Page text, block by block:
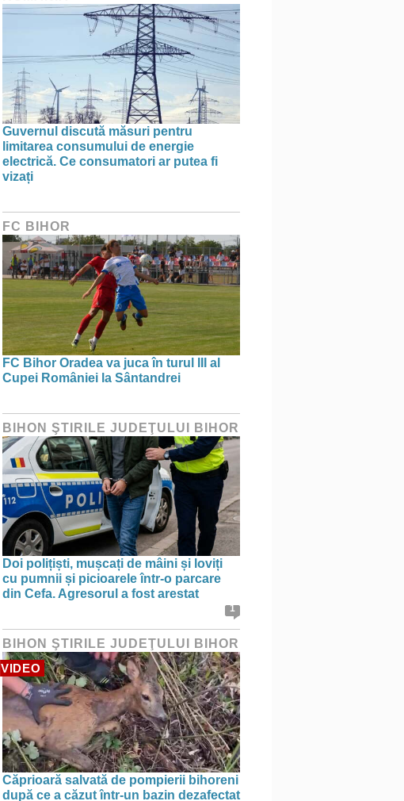
Guvernul discută măsuri pentru
limitarea consumului de energie
electrică. Ce consumatori ar putea fi
vizați
FC BIHOR
FC Bihor Oradea va juca în turul III al
Cupei României la Sântandrei
BIHON ŞTIRILE JUDEŢULUI BIHOR
Doi polițiști, mușcați de mâini și loviți
cu pumnii și picioarele într-o parcare
din Cefa. Agresorul a fost arestat
1
BIHON ŞTIRILE JUDEŢULUI BIHOR
VIDEO
Căprioară salvată de pompierii bihoreni
după ce a căzut într-un bazin dezafectat